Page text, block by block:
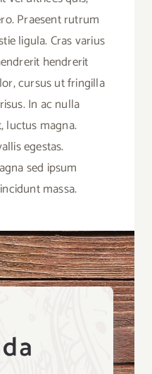
Praesent rutrum
ligula. Cras varius
hendrerit
cursus ut fringilla
In ac nulla
luctus magna.
egestas.
sed ipsum
massa.